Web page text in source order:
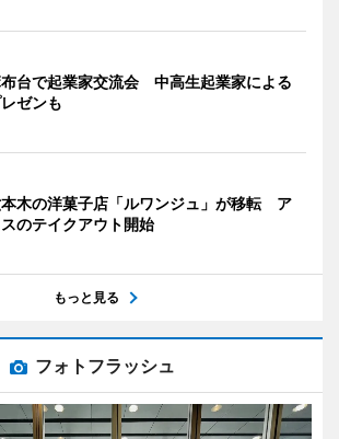
台で起業家交流会 中高生起業家による
ゼンも
木の洋菓子店「ルワンジュ」が移転 ア
のテイクアウト開始
もっと見る
フォトフラッシュ